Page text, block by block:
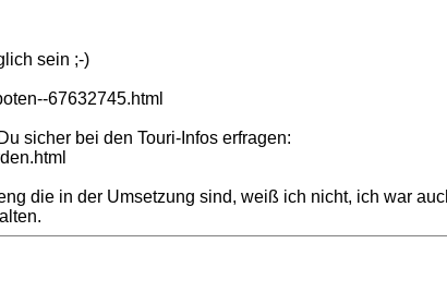
sein ;-)
67632745.html
sicher bei den Touri-Infos erfragen:
die in der Umsetzung sind, weiß ich nicht, ich war